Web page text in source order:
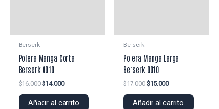
Berserk
Polera Manga Corta
Berserk 0010
$16.000 El
original
$14.000El
actual
Añadir al carrito
Berserk
Polera Manga Larga
Berserk 0010
$17.000 El
original
$15.000El
actual
Añadir al carrito